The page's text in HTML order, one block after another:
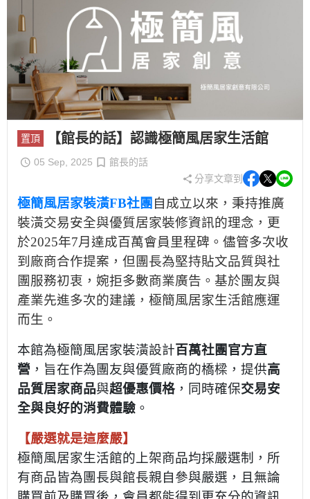
置頂 【館長的話】認識極簡風居家生活館
05 Sep, 2025
館長的話
分享文章到
極簡風居家裝潢FB社團 自成立以來，秉持推廣
裝潢交易安全與優質居家裝修資訊的理念，更
於2025年7月達成百萬會員里程碑。儘管多次收
到廠商合作提案，但團長為堅持貼文品質與社
團服務初衷，婉拒多數商業廣告。基於團友與
產業先進多次的建議，極簡風居家生活館應運
而生。
本館為極簡風居家裝潢設計百萬社團官方直
營 ，旨在作為團友與優質廠商的橋樑，提供高
品質居家商品與超優惠價格 ，同時確保交易安
全與良好的消費體驗 。
【嚴選就是這麼嚴】
極簡風居家生活館的上架商品均採嚴選制，所
有商品皆為團長與館長親自參與嚴選，且無論